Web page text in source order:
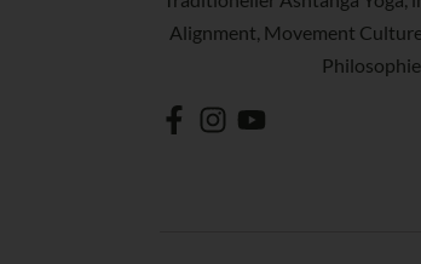
Alignment, Movement
Philosophie